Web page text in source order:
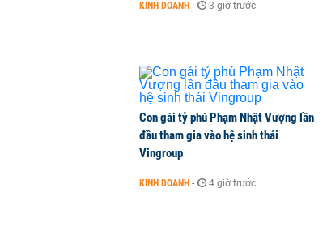
KINH DOANH - 3 giờ trước
Con gái tỷ phú Phạm Nhật Vượng lần
đầu tham gia vào hệ sinh thái
Vingroup
KINH DOANH - 4 giờ trước